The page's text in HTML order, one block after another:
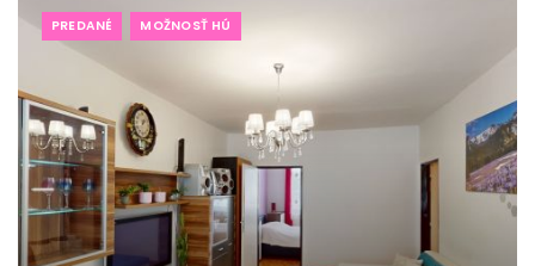
PREDANÉ MOŽNOSŤ HÚ